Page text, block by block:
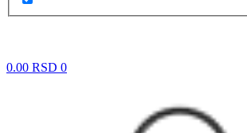
0.00 RSD 0